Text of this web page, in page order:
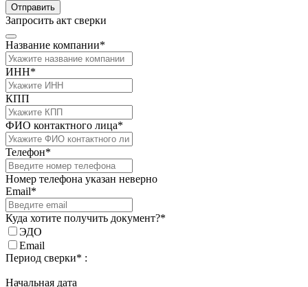
Отправить
Запросить акт сверки
Название компании*
ИНН*
КПП
ФИО контактного лица*
Телефон*
Номер телефона указан неверно
Email*
Куда хотите получить документ?*
ЭДО
Email
Период сверки* :
Начальная дата